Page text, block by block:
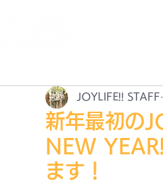
新年最初の
NEW
ます！
JOYLIFE!! STAFF